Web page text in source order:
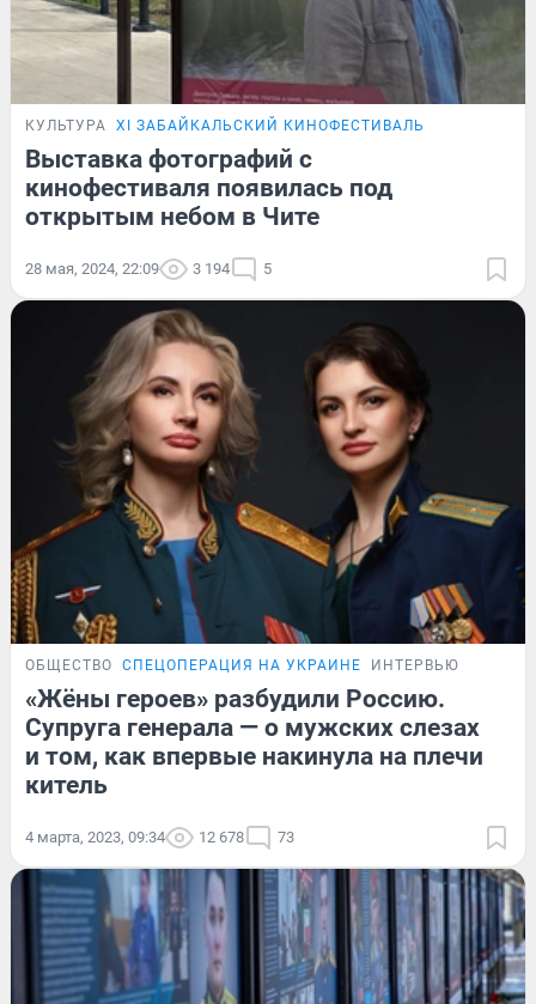
КУЛЬТУРА XI ЗАБАЙКАЛЬСКИЙ КИНОФЕСТИВАЛЬ
Выставка фотографий с
кинофестиваля появилась под
открытым небом в Чите
28 мая, 2024, 22:09 3 194 5
ОБЩЕСТВО СПЕЦОПЕРАЦИЯ НА УКРАИНЕ ИНТЕРВЬЮ
«Жёны героев» разбудили Россию.
Супруга генерала — о мужских слезах
и том, как впервые накинула на плечи
китель
4 марта, 2023, 09:34 12 678 73